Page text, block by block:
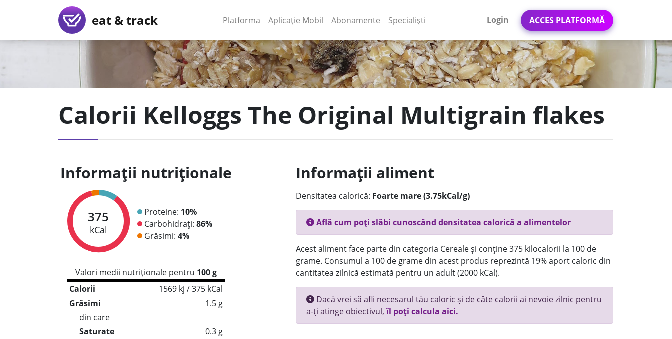
eat & track Platforma (current)
Aplicație Mobil (current)
Abonamente Specialiști Login ACCES PLATFORMĂ
Calorii Kelloggs The Original Multigrain flakes
Informații nutriționale
375
kCal
Proteine: 10%
Carbohidrați: 86%
Grăsimi: 4%
Valori medii nutriționale pentru 100 g
Calorii
1569 kj / 375 kCal
Grăsimi
1.5 g
din care
Saturate
0.3 g
Informații aliment
Densitatea calorică: Foarte mare (3.75kCal/g)
Află cum poți slăbi cunoscând densitatea calorică a alimentelor
Acest aliment face parte din categoria Cereale și conține 375 kilocalorii la 100 de
grame. Consumul a 100 de grame din acest produs reprezintă 19% aport caloric din
cantitatea zilnică estimată pentru un adult (2000 kCal).
Dacă vrei să afli necesarul tău caloric și de câte calorii ai nevoie zilnic pentru
a-ți atinge obiectivul,îl poți calcula aici.